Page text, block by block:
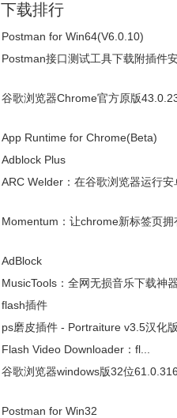
下载排行
Postman for Win64(V6.0.10)
Postman接口测试工具下载附插件
谷歌浏览器Chrome官方原版
App Runtime for Chrome(Beta)
Adblock Plus
ARC Welder：在谷歌浏览器运行安
Momentum：让chrome新标签页拥
AdBlock
​MusicTools：全网无损音乐下载神器
flash插件
ps磨皮插件 - Portraiture v3.5汉化版
Flash Video Downloader：fl...
谷歌浏览器windows版32位
Postman for Win32